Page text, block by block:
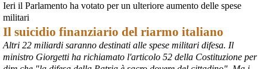
Ieri il Parlamento ha votato per un ulteriore aumento delle spese
militari
Il suicidio finanziario del riarmo italiano
Altri 22 miliardi saranno destinati alle spese militari difesa. Il
ministro Giorgetti ha richiamato l'articolo 52 della Costituzione per